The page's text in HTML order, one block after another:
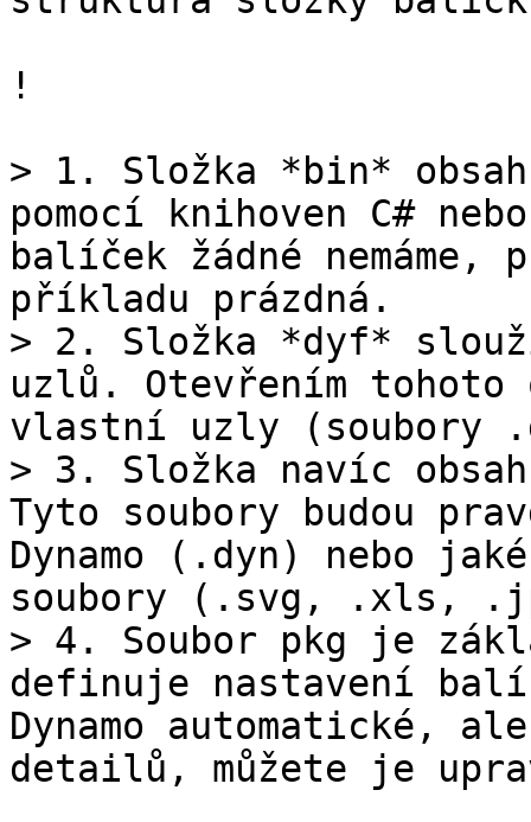
!
> 1. Složka *bin*
pomocí knihoven C#
balíček žádné
příkladu prázdná.
> 2. Složka *dyf*
uzlů. Otevřením tohoto
vlastní uzly (soubory
> 3. Složka navíc
Tyto soubory budou
Dynamo (.dyn) nebo
soubory (.svg, .xls,
> 4. Soubor pkg je
definuje nastavení
Dynamo automatické,
detailů, můžete je